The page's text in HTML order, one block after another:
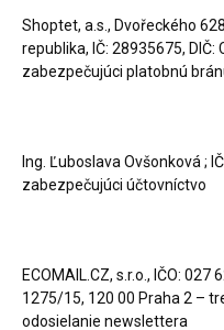
Shoptet, a.s., Dvořeckého
republika, IČ: 28935675,
zabezpečujúci platobnú
Ing. Ľuboslava Ovšonková ;
zabezpečujúci účtovníctvo
ECOMAIL.CZ, s.r.o., IČO:
1275/15, 120 00 Praha 2 –
odosielanie newslettera